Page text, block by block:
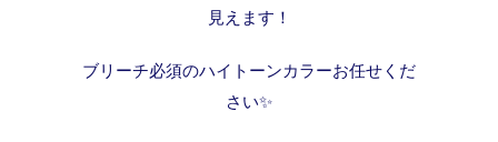
見えます！
ブリーチ必須のハイトーンカラーお任せくだ
さい✨